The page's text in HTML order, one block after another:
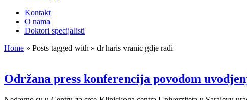
Kontakt
O nama
Doktori specijalisti
Home » Posts tagged with » dr haris vranic gdje radi
Održana press konferencija povodom